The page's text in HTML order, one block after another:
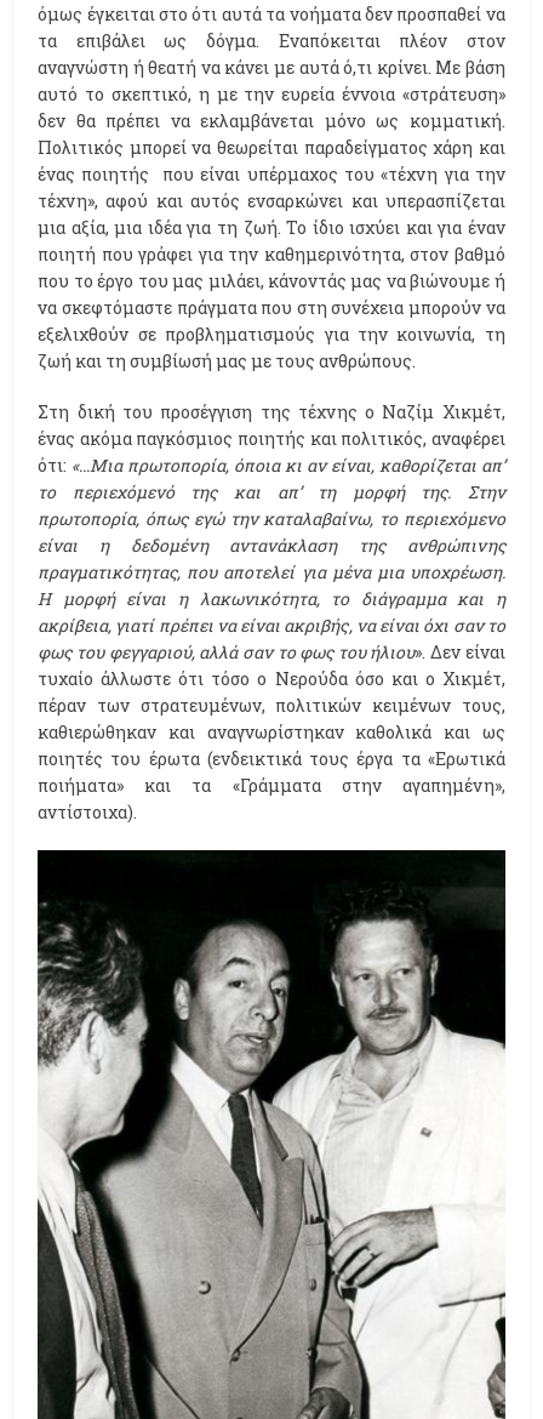
όμως έγκειται στο ότι αυτά τα νοήματα δεν προσπαθεί να
τα επιβάλει ως δόγμα. Εναπόκειται πλέον στον
αναγνώστη ή θεατή να κάνει με αυτά ό,τι κρίνει. Με βάση
αυτό το σκεπτικό, η με την ευρεία έννοια «στράτευση»
δεν θα πρέπει να εκλαμβάνεται μόνο ως κομματική.
Πολιτικός μπορεί να θεωρείται παραδείγματος χάρη και
ένας ποιητής που είναι υπέρμαχος του «τέχνη για την
τέχνη», αφού και αυτός ενσαρκώνει και υπερασπίζεται
μια αξία, μια ιδέα για τη ζωή. To ίδιο ισχύει και για έναν
ποιητή που γράφει για την καθημερινότητα, στον βαθμό
που το έργο του μας μιλάει, κάνοντάς μας να βιώνουμε ή
να σκεφτόμαστε πράγματα που στη συνέχεια μπορούν να
εξελιχθούν σε προβληματισμούς για την κοινωνία, τη
ζωή και τη συμβίωσή μας με τους ανθρώπους.
Στη δική του προσέγγιση της τέχνης ο Ναζίμ Χικμέτ,
ένας ακόμα παγκόσμιος ποιητής και πολιτικός, αναφέρει
ότι: «…Μια πρωτοπορία, όποια κι αν είναι, καθορίζεται απ’
το περιεχόμενό της και απ’ τη μορφή της. Στην
πρωτοπορία, όπως εγώ την καταλαβαίνω, το περιεχόμενο
είναι η δεδομένη αντανάκλαση της ανθρώπινης
πραγματικότητας, που αποτελεί για μένα μια υποχρέωση.
Η μορφή είναι η λακωνικότητα, το διάγραμμα και η
ακρίβεια, γιατί πρέπει να είναι ακριβής, να είναι όχι σαν το
φως του φεγγαριού, αλλά σαν το φως του ήλιου». Δεν είναι
τυχαίο άλλωστε ότι τόσο ο Νερούδα όσο και ο Χικμέτ,
πέραν των στρατευμένων, πολιτικών κειμένων τους,
καθιερώθηκαν και αναγνωρίστηκαν καθολικά και ως
ποιητές του έρωτα (ενδεικτικά τους έργα τα «Ερωτικά
ποιήματα» και τα «Γράμματα στην αγαπημένη»,
αντίστοιχα).